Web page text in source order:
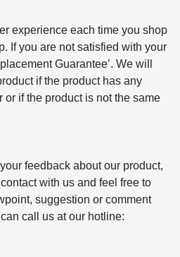
experience each time you shop
If you are not satisfied with your
Guarantee’. We will
if the product has any
or if the product is not the same
feedback about our product,
with us and feel free to
suggestion or comment
call us at our hotline: